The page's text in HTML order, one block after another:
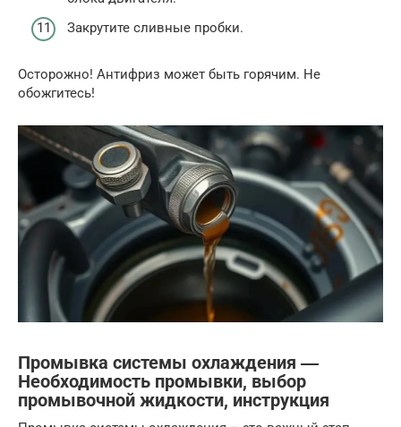
Закрутите сливные пробки.
Осторожно! Антифриз может быть горячим. Не
обожгитесь!
Промывка системы охлаждения ―
Необходимость промывки, выбор
промывочной жидкости, инструкция